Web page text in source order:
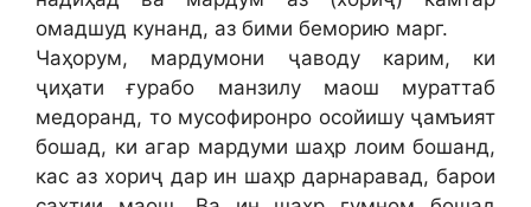
омадшуд кунанд, аз бими беморию марг.
Чаҳорум, мардумони ҷаводу карим, ки
ҷиҳати ғурабо манзилу маош мураттаб
медоранд, то мусофиронро осойишу ҷамъият
бошад, ки агар мардуми шаҳр лоим бошанд,
кас аз хориҷ дар ин шаҳр дарнаравад, барои